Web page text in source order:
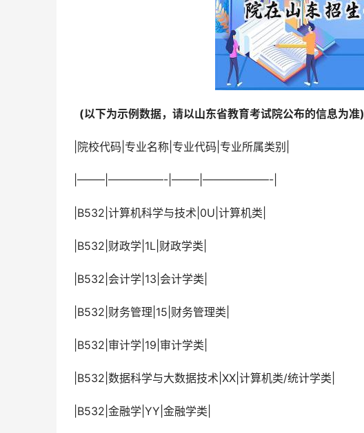
  (以下为示例数据，请以山东省教育考试院公布的信息为准)
|院校代码|专业名称|专业代码|专业所属类别|
|——–|—————-|——–|——————-|
|B532|计算机科学与技术|0U|计算机类|
|B532|财政学|1L|财政学类|
|B532|会计学|13|会计学类|
|B532|财务管理|15|财务管理类|
|B532|审计学|19|审计学类|
|B532|数据科学与大数据技术|XX|计算机类/统计学类|
|B532|金融学|YY|金融学类|